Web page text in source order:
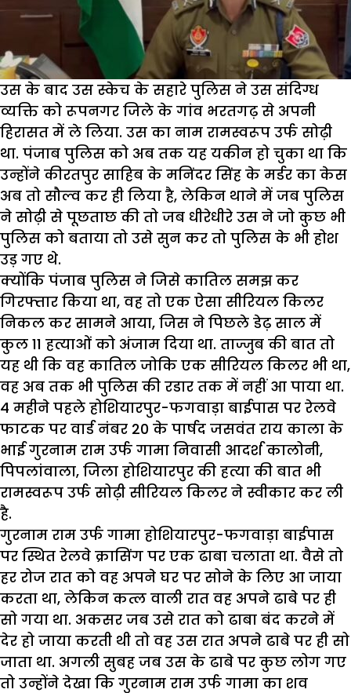
उस के बाद उस स्केच के सहारे पुलिस ने उस संदिग्ध
व्यक्ति को रूपनगर जिले के गांव भरतगढ़ से अपनी
हिरासत में ले लिया. उस का नाम रामस्वरूप उर्फ सोढ़ी
था. पंजाब पुलिस को अब तक यह यकीन हो चुका था कि
उन्होंने कीरतपुर साहिब के मनिंदर सिंह के मर्डर का केस
अब तो सौल्व कर ही लिया है, लेकिन थाने में जब पुलिस
ने सोढ़ी से पूछताछ की तो जब धीरेधीरे उस ने जो कुछ भी
पुलिस को बताया तो उसे सुन कर तो पुलिस के भी होश
उड़ गए थे.
क्योंकि पंजाब पुलिस ने जिसे कातिल समझ कर
गिरफ्तार किया था, वह तो एक ऐसा सीरियल किलर
निकल कर सामने आया, जिस ने पिछले डेढ़ साल में
कुल 11 हत्याओं को अंजाम दिया था. ताज्जुब की बात तो
यह थी कि वह कातिल जोकि एक सीरियल किलर भी था,
वह अब तक भी पुलिस की रडार तक में नहीं आ पाया था.
4 महीने पहले होशियारपुर-फगवाड़ा बाईपास पर रेलवे
फाटक पर वार्ड नंबर 20 के पार्षद जसवंत राय काला के
भाई गुरनाम राम उर्फ गामा निवासी आदर्श कालोनी,
पिपलांवाला, जिला होशियारपुर की हत्या की बात भी
रामस्वरूप उर्फ सोढ़ी सीरियल किलर ने स्वीकार कर ली
है.
गुरनाम राम उर्फ गामा होशियारपुर-फगवाड़ा बाईपास
पर स्थित रेलवे क्रासिंग पर एक ढाबा चलाता था. वैसे तो
हर रोज रात को वह अपने घर पर सोने के लिए आ जाया
करता था, लेकिन कत्ल वाली रात वह अपने ढाबे पर ही
सो गया था. अकसर जब उसे रात को ढाबा बंद करने में
देर हो जाया करती थी तो वह उस रात अपने ढाबे पर ही सो
जाता था. अगली सुबह जब उस के ढाबे पर कुछ लोग गए
तो उन्होंने देखा कि गुरनाम राम उर्फ गामा का शव